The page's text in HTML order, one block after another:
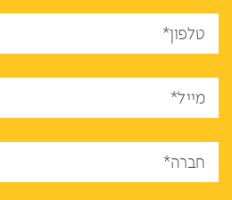
טלפון*
מייל*
חברה*